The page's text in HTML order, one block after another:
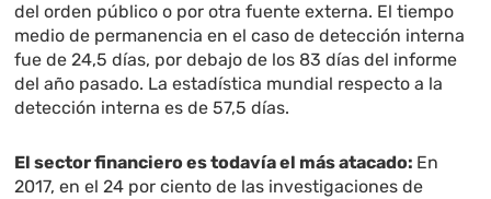
del orden público o por otra fuente externa. El tiempo
medio de permanencia en el caso de detección interna
fue de 24,5 días, por debajo de los 83 días del informe
del año pasado. La estadística mundial respecto a la
detección interna es de 57,5 días.
El sector financiero es todavía el más atacado: En
2017, en el 24 por ciento de las investigaciones de